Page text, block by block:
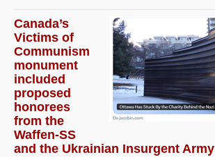
Canada’s
Victims of
Communism
monument
included
proposed
honorees
from the
Waffen-SS
and the Ukrainian Insurgent Army